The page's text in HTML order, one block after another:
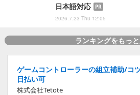
日本語対応
PR
2026.7.23 Thu 12:05
ランキングをもっ
ゲームコントローラーの組立補助/コ
日払い可
株式会社Tetote